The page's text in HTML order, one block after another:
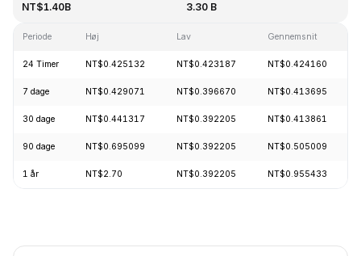
NT$1.40B 3.30 B
Periode Høj Lav Gennemsnit
24 Timer NT$0.425132 NT$0.423187 NT$0.424160
7 dage NT$0.429071 NT$0.396670 NT$0.413695
30 dage NT$0.441317 NT$0.392205 NT$0.413861
90 dage NT$0.695099 NT$0.392205 NT$0.505009
1 år NT$2.70 NT$0.392205 NT$0.955433